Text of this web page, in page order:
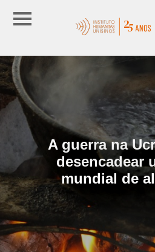
A guerra na
desencadear
mundial de